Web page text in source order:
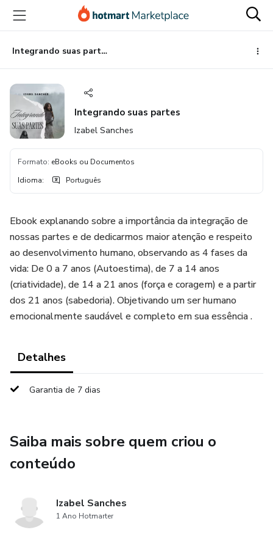
para
conteúdo
principal
para
pagamento
para
rodapé
Integrando suas partes
Integrando suas partes
Izabel Sanches
Formato: eBooks ou Documentos
Idioma: Português
Ebook explanando sobre a importância da integração de
nossas partes e de dedicarmos maior atenção e respeito
ao desenvolvimento humano, observando as 4 fases da
vida: De 0 a 7 anos (Autoestima), de 7 a 14 anos
(criatividade), de 14 a 21 anos (força e coragem) e a partir
dos 21 anos (sabedoria). Objetivando um ser humano
emocionalmente saudável e completo em sua essência .
Detalhes
Garantia de 7 dias
Saiba mais sobre quem criou o
conteúdo
Izabel Sanches
1 Ano Hotmarter